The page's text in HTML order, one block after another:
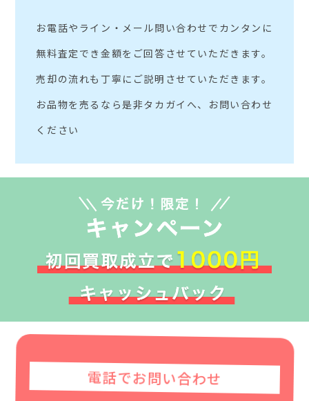
お電話やライン・メール問い合わせでカンタンに
無料査定でき金額をご回答させていただきます。
売却の流れも丁寧にご説明させていただきます。
お品物を売るなら是非タカガイへ、お問い合わせ
ください
電話でお問い合わせ